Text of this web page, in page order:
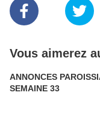
Vous aimerez
ANNONCES
SEMAINE 33